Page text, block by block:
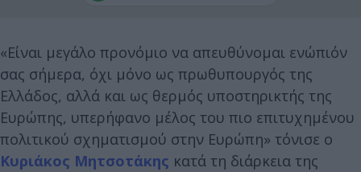
«Είναι μεγάλο προνόμιο να απευθύνομαι ενώπιόν
σας σήμερα, όχι μόνο ως πρωθυπουργός της
Ελλάδος, αλλά και ως θερμός υποστηρικτής της
Ευρώπης, υπερήφανο μέλος του πιο επιτυχημένου
πολιτικού σχηματισμού στην Ευρώπη» τόνισε ο
Κυριάκος Μητσοτάκης κατά τη διάρκεια της